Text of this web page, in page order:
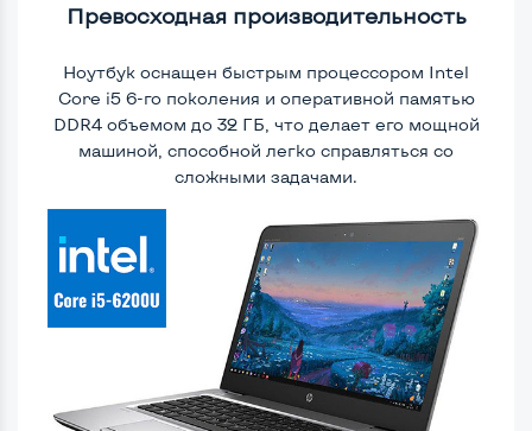
Превосходная производительность
Ноутбук оснащен быстрым процессором Intel
Core i5 6-го поколения и оперативной памятью
DDR4 объемом до 32 ГБ, что делает его мощной
машиной, способной легко справляться со
сложными задачами.